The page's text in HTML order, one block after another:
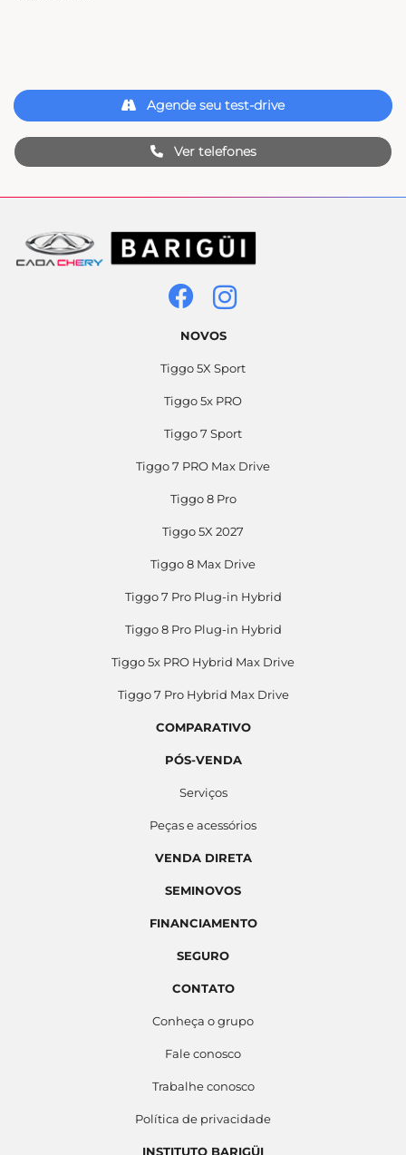
Ver telefones
Agende seu test-drive
NOVOS
Tiggo 5X Sport
Tiggo 5x PRO
Tiggo 7 Sport
Tiggo 7 PRO Max Drive
Tiggo 8 Pro
Tiggo 5X 2027
Tiggo 8 Max Drive
Tiggo 7 Pro Plug-in Hybrid
Tiggo 8 Pro Plug-in Hybrid
Tiggo 5x PRO Hybrid Max Drive
Tiggo 7 Pro Hybrid Max Drive
COMPARATIVO
PÓS-VENDA
Serviços
Peças e acessórios
VENDA DIRETA
SEMINOVOS
FINANCIAMENTO
SEGURO
CONTATO
Conheça o grupo
Fale conosco
Trabalhe conosco
Política de privacidade
INSTITUTO BARIGÜI